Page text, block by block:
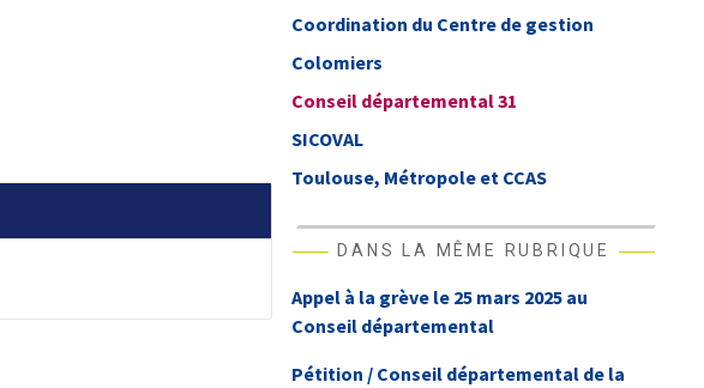
Coordination du Centre de gestion
Colomiers
Conseil départemental 31
SICOVAL
Toulouse, Métropole et CCAS
DANS LA MÊME RUBRIQUE
Appel à la grève le 25 mars 2025 au
Conseil départemental
Pétition / Conseil départemental de la